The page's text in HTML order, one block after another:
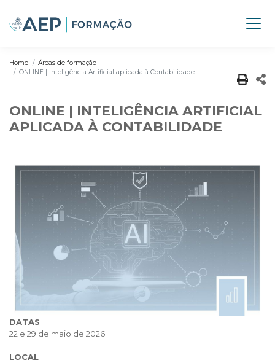
Home
Áreas de formação
ONLINE | Inteligência Artificial aplicada à Contabilidade
ONLINE | INTELIGÊNCIA ARTIFICIAL
APLICADA À CONTABILIDADE
DATAS
22 e 29 de maio de 2026
LOCAL